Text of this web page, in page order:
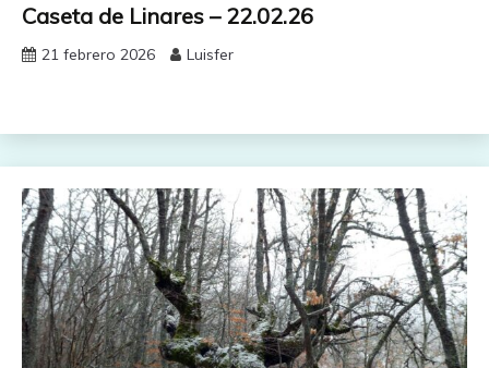
Caseta de Linares – 22.02.26
21 febrero 2026 Luisfer